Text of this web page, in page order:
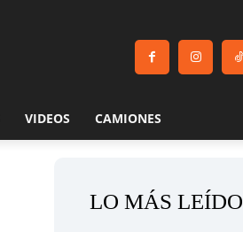
VIDEOS CAMIONES
LO MÁS LEÍDO